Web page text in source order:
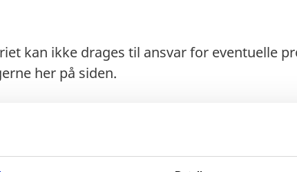
kan ikke drages til ansvar for eventuelle
her på siden.